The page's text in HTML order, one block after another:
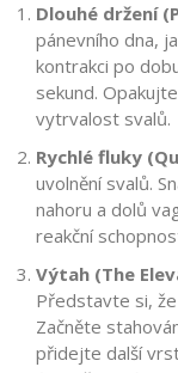
Dlouhé držení
pánevního dna,
kontrakci po
sekund.
vytrvalost svalů.
Rychlé fluky
uvolnění svalů.
nahoru a dolů
reakční
Výtah (The
Představte si,
Začněte
přidejte další